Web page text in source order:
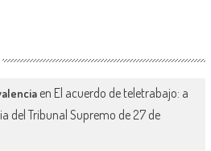
en El acuerdo de teletrabajo: a
del Tribunal Supremo de 27 de